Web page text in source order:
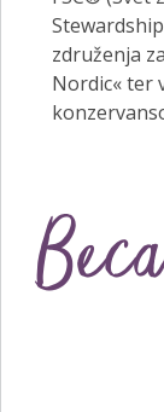
združenja
Nordic« ter